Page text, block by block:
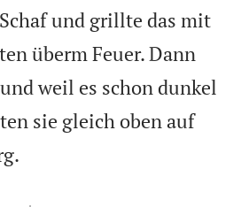
und grillte das mit
überm Feuer. Dann
weil es schon dunkel
sie gleich oben auf